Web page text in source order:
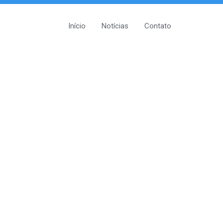
Início Notícias Contato